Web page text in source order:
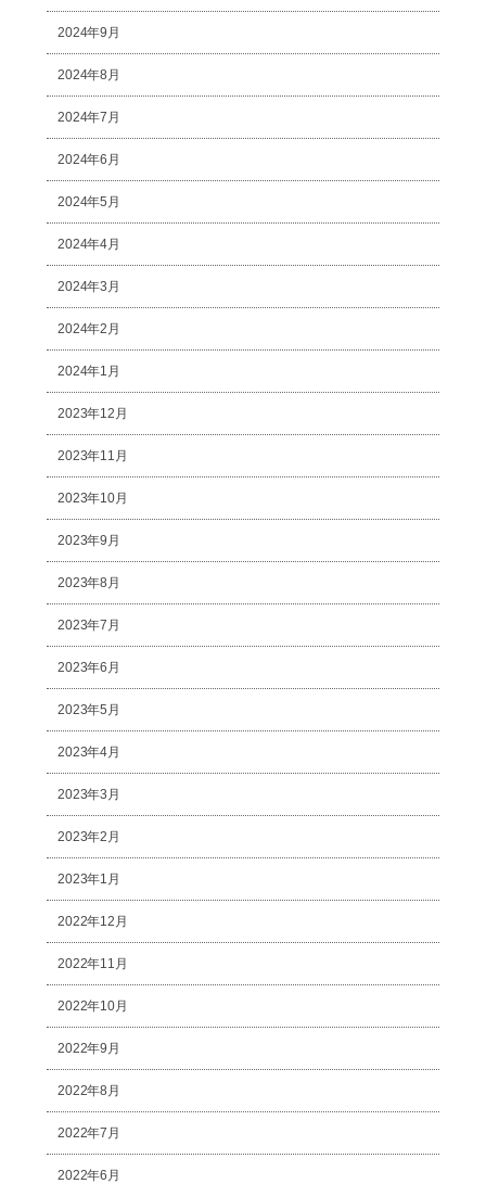
2024年9月
2024年8月
2024年7月
2024年6月
2024年5月
2024年4月
2024年3月
2024年2月
2024年1月
2023年12月
2023年11月
2023年10月
2023年9月
2023年8月
2023年7月
2023年6月
2023年5月
2023年4月
2023年3月
2023年2月
2023年1月
2022年12月
2022年11月
2022年10月
2022年9月
2022年8月
2022年7月
2022年6月